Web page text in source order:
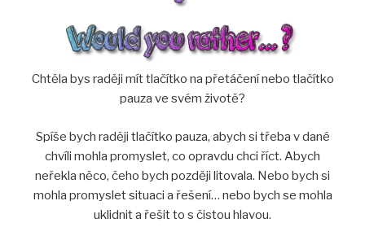
Chtěla bys raději mít tlačítko na přetáčení nebo tlačítko
pauza ve svém životě?
Spíše bych raději tlačítko pauza, abych si třeba v dané
chvíli mohla promyslet, co opravdu chci říct. Abych
neřekla něco, čeho bych později litovala. Nebo bych si
mohla promyslet situaci a řešení… nebo bych se mohla
uklidnit a řešit to s čistou hlavou.